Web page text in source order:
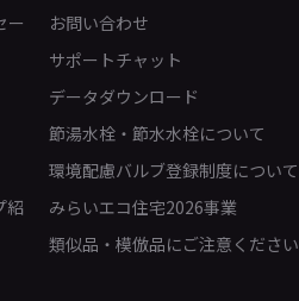
ー
紹
お問い合わせ
サポートチャット
データダウンロード
節湯水栓・節水水栓について
環境配慮バルブ登録制度について
みらいエコ住宅2026事業
類似品・模倣品にご注意ください